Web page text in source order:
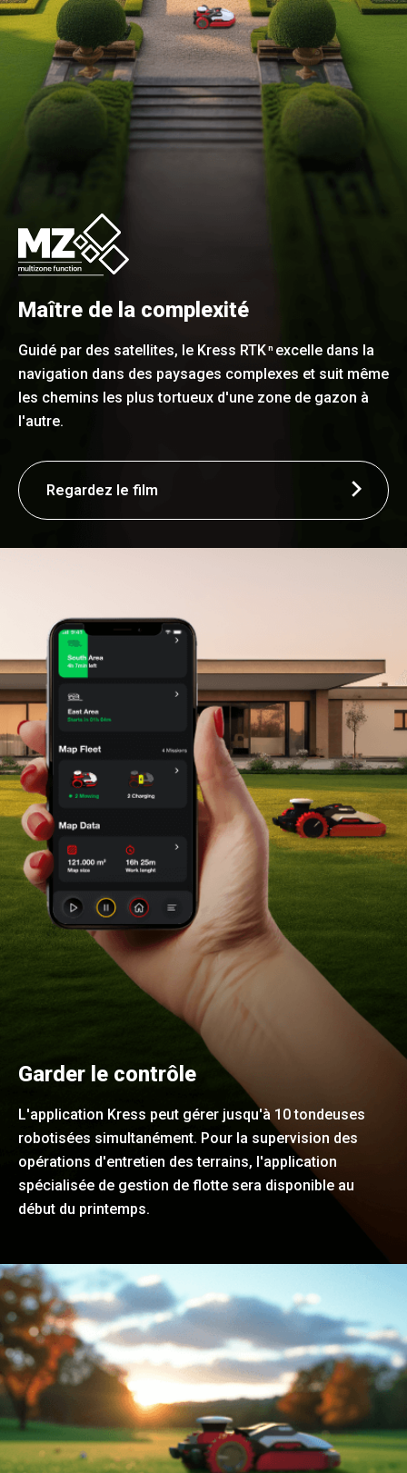
Maître de la complexité
Guidé par des satellites, le Kress RTK nexcelle dans la
navigation dans des paysages complexes et suit même
les chemins les plus tortueux d'une zone de gazon à
l'autre.
Regardez le film
Garder le contrôle
L'application Kress peut gérer jusqu'à 10 tondeuses
robotisées simultanément. Pour la supervision des
opérations d'entretien des terrains, l'application
spécialisée de gestion de flotte sera disponible au
début du printemps.